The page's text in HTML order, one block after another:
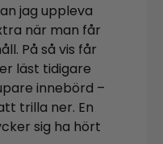
jag uppleva
när man får
På så vis får
läst tidigare
innebörd –
trilla ner. En
sig ha hört